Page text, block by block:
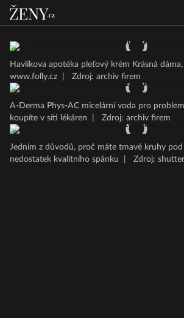
Havlíkova apotéka pleťový krém Krásná
www.folly.cz
Zdroj: archiv firem
A-Derma Phys-AC micelární voda pro
koupíte v síti lékáren
Zdroj: archiv firem
Jedním z důvodů, proč máte tmavé kruhy
nedostatek kvalitního spánku
Zdroj: